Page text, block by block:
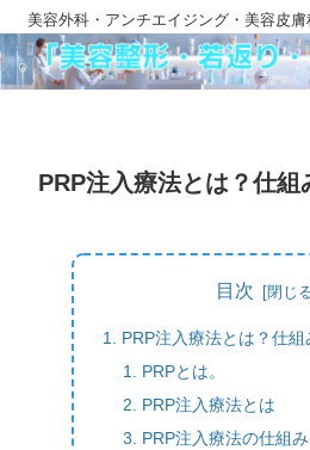
美容外科・アンチエイジング・美容皮膚
PRP注入療法とは？仕組
目次
PRP注入療法とは？仕組
PRPとは。
PRP注入療法とは
PRP注入療法の仕組み